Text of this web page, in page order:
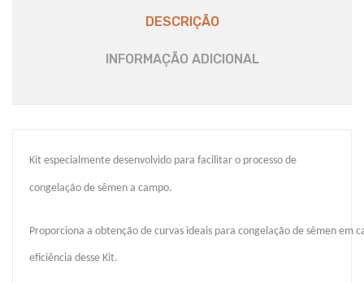
DESCRIÇÃO
INFORMAÇÃO ADICIONAL
Kit especialmente desenvolvido para facilitar o processo de
congelação de sêmen a campo.
Proporciona a obtenção de curvas ideais para congelação de sêmen em
eficiência desse Kit.